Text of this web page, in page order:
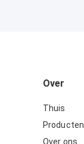
Over
Thuis
Producten
Over ons